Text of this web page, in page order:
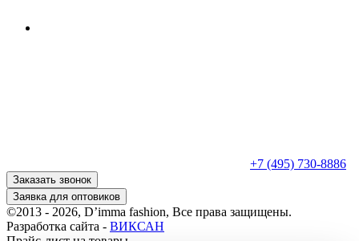
+7 (495) 730-8886
Заказать звонок
Заявка для оптовиков
©2013 - 2026, D’imma fashion, Все права защищены.
Разработка сайта - ВИКСАН